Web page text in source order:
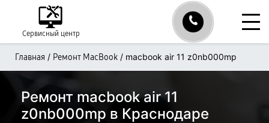
Сервисный центр
Главная / Ремонт MacBook / macbook air 11 z0nb000mp
Ремонт macbook air 11
z0nb000mp в Краснодаре